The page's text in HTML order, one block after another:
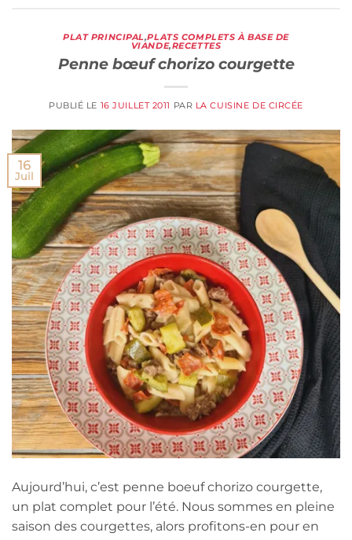
PLAT PRINCIPAL,PLATS COMPLETS À BASE DE
VIANDE,RECETTES
Penne bœuf chorizo courgette
PUBLIÉ LE 16 JUILLET 2011 PAR LA CUISINE DE CIRCÉE
16
Juil
Aujourd’hui, c’est penne boeuf chorizo courgette,
un plat complet pour l’été. Nous sommes en pleine
saison des courgettes, alors profitons-en pour en